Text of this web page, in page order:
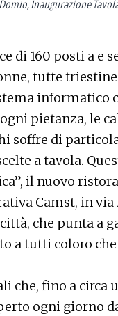
Inaugurazione
di 160 posti a e
tutte
informatico
pietanza, le
soffre di
a tavola.
il nuovo
Camst, in
che punta a
a tutti coloro
che, fino a circa
ogni giorno